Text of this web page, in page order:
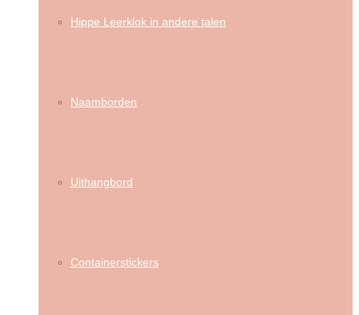
Hippe Leerklok in andere talen
Naamborden
Uithangbord
Containerstickers